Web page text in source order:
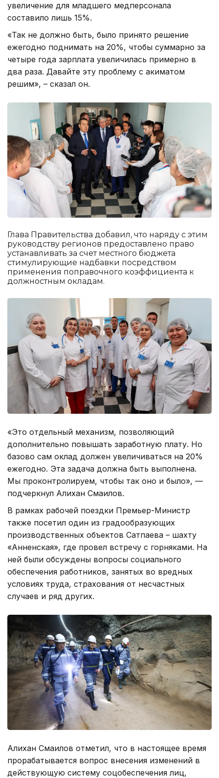
увеличение для младшего медперсонала
составило лишь 15%.
«Так не должно быть, было принято решение
ежегодно поднимать на 20%, чтобы суммарно за
четыре года зарплата увеличилась примерно в
два раза. Давайте эту проблему с акиматом
решим», – сказал он.
Глава Правительства добавил, что наряду с этим
руководству регионов предоставлено право
устанавливать за счет местного бюджета
стимулирующие надбавки посредством
применения поправочного коэффициента к
должностным окладам.
«Это отдельный механизм, позволяющий
дополнительно повышать заработную плату. Но
базово сам оклад должен увеличиваться на 20%
ежегодно. Эта задача должна быть выполнена.
Мы проконтролируем, чтобы так оно и было», —
подчеркнул Алихан Смаилов.
В рамках рабочей поездки Премьер-Министр
также посетил один из градообразующих
производственных объектов Сатпаева – шахту
«Анненская», где провел встречу с горняками. На
ней были обсуждены вопросы социального
обеспечения работников, занятых во вредных
условиях труда, страхования от несчастных
случаев и ряд других.
Алихан Смаилов отметил, что в настоящее время
прорабатывается вопрос внесения изменений в
действующую систему соцобеспечения лиц,